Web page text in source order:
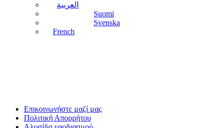
العربية
Suomi
Svenska
French
Επικοινωνήστε μαζί μας
Πολιτική Απορρήτου